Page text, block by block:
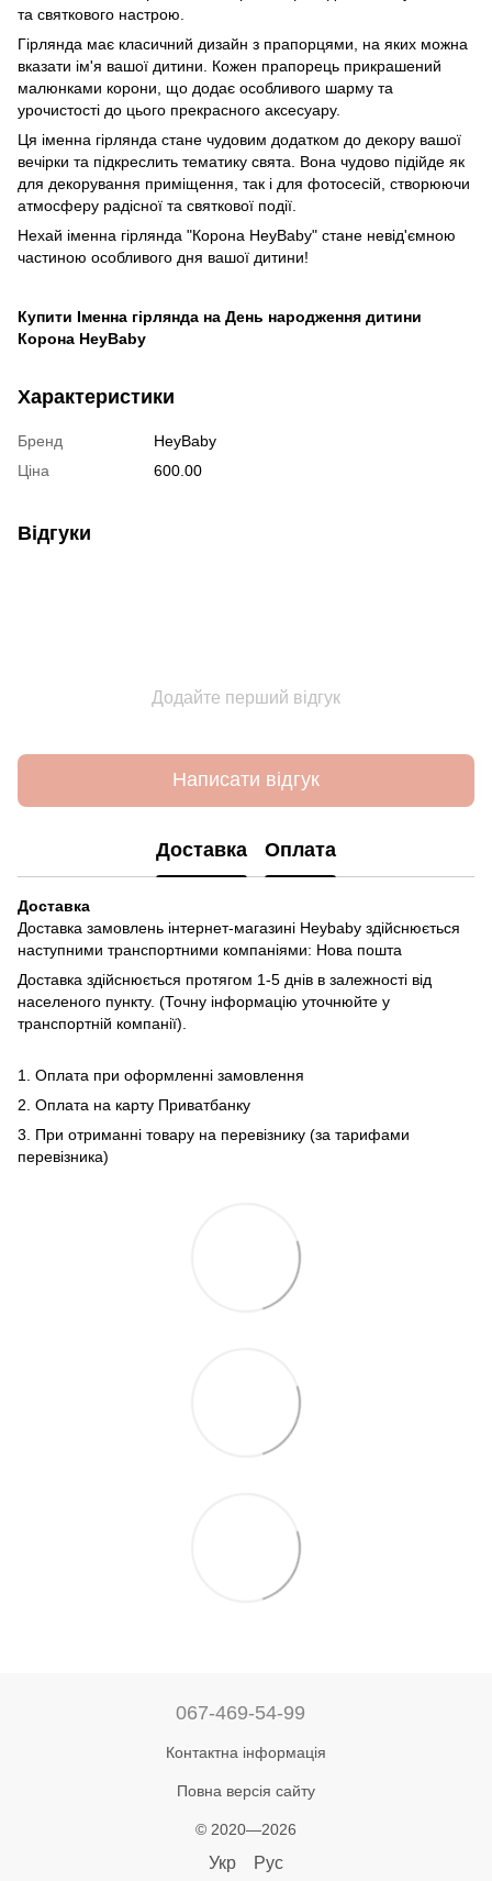
та святкового настрою.
Гірлянда має класичний дизайн з прапорцями, на яких можна
вказати ім'я вашої дитини. Кожен прапорець прикрашений
малюнками корони, що додає особливого шарму та
урочистості до цього прекрасного аксесуару.
Ця іменна гірлянда стане чудовим додатком до декору вашої
вечірки та підкреслить тематику свята. Вона чудово підійде як
для декорування приміщення, так і для фотосесій, створюючи
атмосферу радісної та святкової події.
Нехай іменна гірлянда "Корона HeyBaby" стане невід'ємною
частиною особливого дня вашої дитини!
Купити Іменна гірлянда на День народження дитини
Корона HeyBaby
Характеристики
Бренд
HeyBaby
Ціна
600.00
Відгуки
Додайте перший відгук
Написати відгук
Доставка Оплата
Доставка
Доставка замовлень інтернет-магазині Heybaby здійснюється
наступними транспортними компаніями: Нова пошта
Доставка здійснюється протягом 1-5 днів в залежності від
населеного пункту. (Точну інформацію уточнюйте у
транспортній компанії).
1. Оплата при оформленні замовлення
2. Оплата на карту Приватбанку
3. При отриманні товару на перевізнику (за тарифами
перевізника)
067-469-54-99
Контактна інформація
Повна версія сайту
© 2020—2026
Укр Рус